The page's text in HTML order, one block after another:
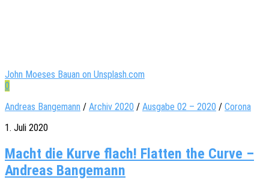
John Moeses Bauan on Unsplash.com
0
Andreas Bangemann / Archiv 2020 / Ausgabe 02 – 2020 / Corona
1. Juli 2020
Macht die Kurve flach! Flatten the Curve –
Andreas Bangemann